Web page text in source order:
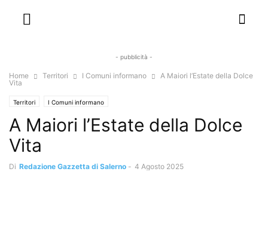
- pubblicità -
Home Territori I Comuni informano
A Maiori l’Estate della Dolce
Vita
Territori I Comuni informano